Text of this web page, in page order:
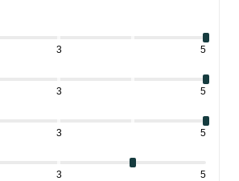
3 5
3 5
3 5
3 5